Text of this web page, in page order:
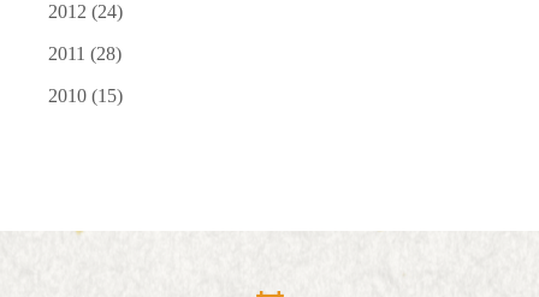
2012 (24)
2011 (28)
2010 (15)